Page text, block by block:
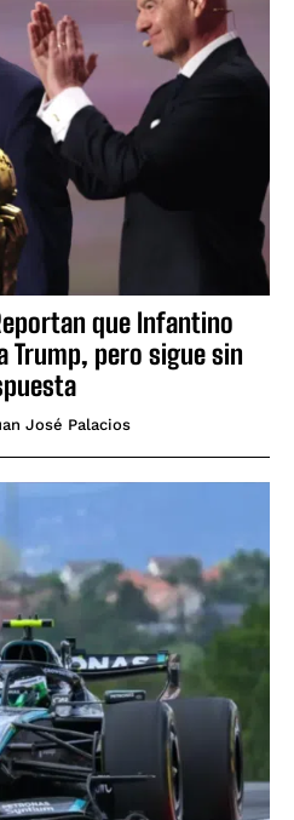
que Infantino
pero sigue sin
José Palacios